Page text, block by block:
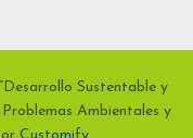
Sustentable y
Ambientales y